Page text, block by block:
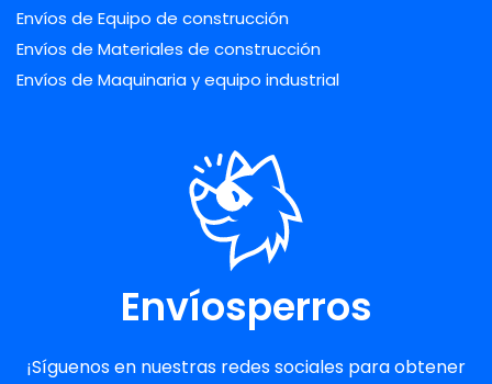
Envíos de Equipo de construcción
Envíos de Materiales de construcción
Envíos de Maquinaria y equipo industrial
Envíosperros
¡Síguenos en nuestras redes sociales para obtener